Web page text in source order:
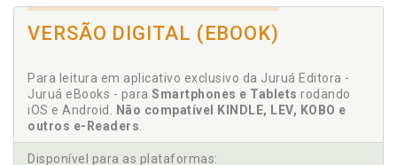
Brasil e o negro. O negro e o Brasil, p. 13
C
Capacidade financeira. Entretenimento. Lazer?, p.
19
Capacitação profissional. Trabalho, p. 33
VERSÃO DIGITAL (EBOOK)
Para leitura em aplicativo exclusivo da Juruá Editora -
Juruá eBooks - para Smartphones e Tablets rodando
iOS e Android. Não compatível KINDLE, LEV, KOBO e
outros e-Readers.
Disponível para as plataformas: